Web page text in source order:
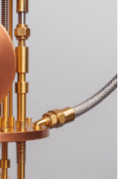
jahrzehntelang
2024 gelang
Durchbruch:
wurde
dass sich
hochpräzise…